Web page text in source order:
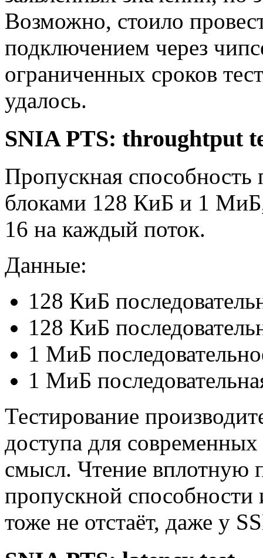
Возможно, стоило
подключением через
ограниченных сроков
удалось.
SNIA PTS: throughtput
Пропускная способность
блоками 128 КиБ и 1
16 на каждый поток.
Данные:
128 КиБ
128 КиБ
1 МиБ
1 МиБ
Тестирование
доступа для
смысл. Чтение вплотную
пропускной способности
тоже не отстаёт, даже у